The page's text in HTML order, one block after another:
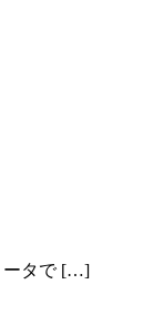
ータで […]